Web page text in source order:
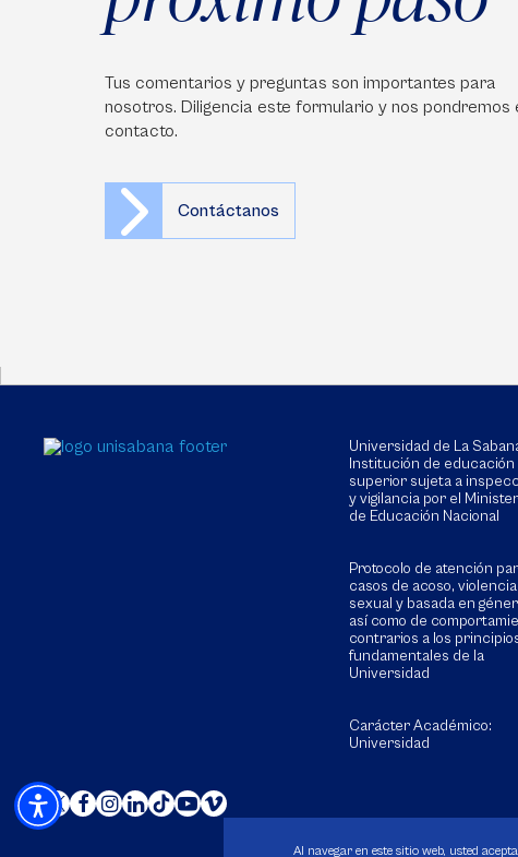
Tus comentarios y preguntas son importantes para
nosotros. Diligencia este formulario y nos pondremos
contacto.
Contáctanos
Universidad de La
Institución de educación
superior sujeta a
y vigilancia por el
de Educación Nacional
Protocolo de atención
casos de acoso, violencia
sexual y basada en
así como de
contrarios a los
fundamentales de la
Universidad
Carácter Académico:
Universidad
Al navegar en este sitio web, usted